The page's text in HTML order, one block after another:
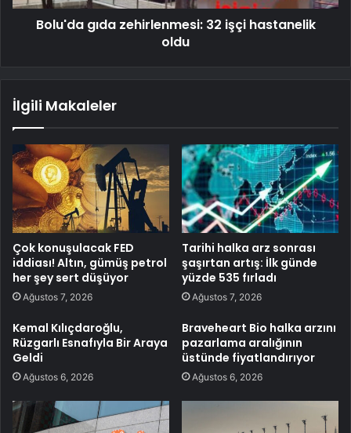
Bolu'da gıda zehirlenmesi: 32 işçi hastanelik
oldu
İlgili Makaleler
Çok konuşulacak FED
iddiası! Altın, gümüş petrol
her şey sert düşüyor
Ağustos 7, 2026
Tarihi halka arz sonrası
şaşırtan artış: İlk günde
yüzde 535 fırladı
Ağustos 7, 2026
Kemal Kılıçdaroğlu,
Rüzgarlı Esnafıyla Bir Araya
Geldi
Ağustos 6, 2026
Braveheart Bio halka arzını
pazarlama aralığının
üstünde fiyatlandırıyor
Ağustos 6, 2026